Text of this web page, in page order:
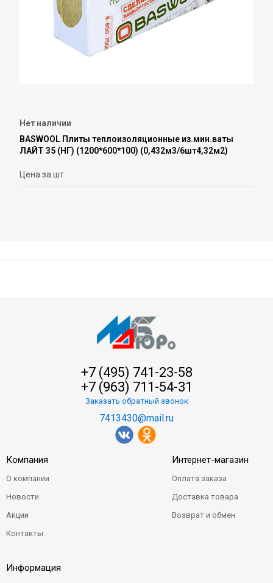
Нет наличии
BASWOOL Плиты теплоизоляционные из.мин.ваты
ЛАЙТ 35 (НГ) (1200*600*100) (0,432м3/6шт4,32м2)
Цена за шт
+7 (495) 741-23-58
+7 (963) 711-54-31
Заказать обратный звонок
7413430@mail.ru
Компания
О компании
Новости
Акции
Контакты
Интернет-магазин
Оплата заказа
Доставка товара
Возврат и обмен
Информация